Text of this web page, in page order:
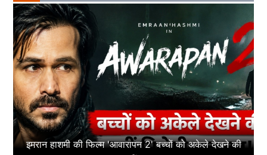
इमरान हाशमी की फिल्म 'आवारापन 2' बच्चों को अकेले देखने की